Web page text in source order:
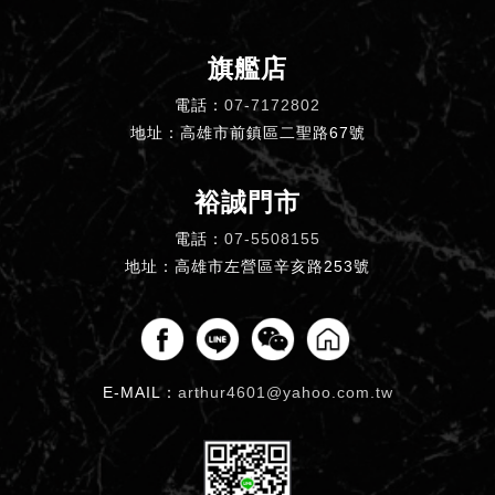
旗艦店
電話： 07-7172802
地址：高雄市前鎮區二聖路67號
裕誠門市
電話： 07-5508155
地址：高雄市左營區辛亥路253號
E-MAIL： arthur4601@yahoo.com.tw